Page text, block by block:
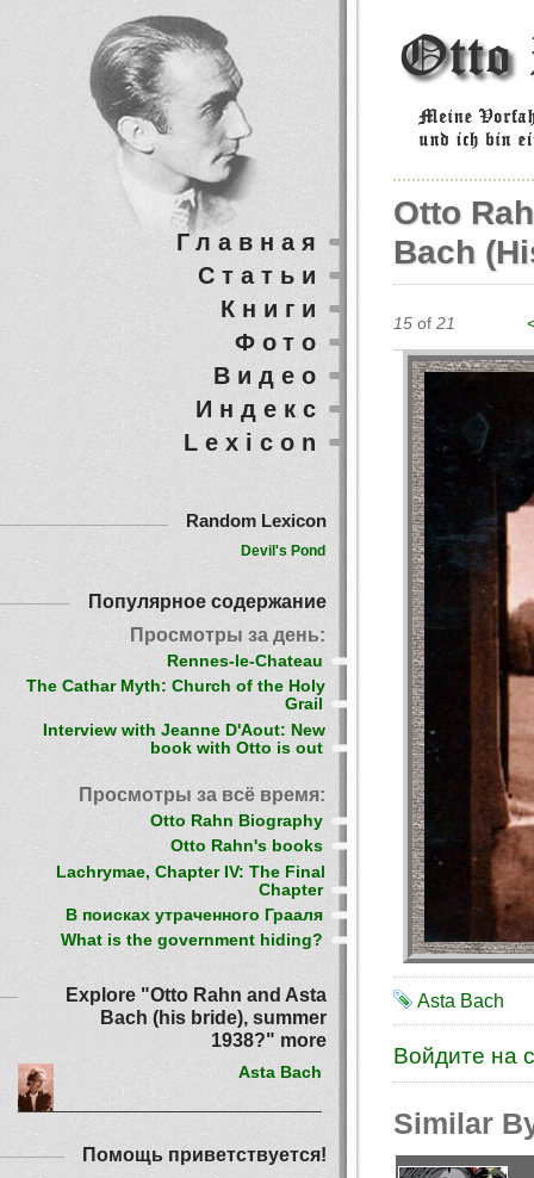
Otto
Bach
15 of 21
Asta Bach
Войдите на
Similar
Главная
Статьи
Книги
Фото
Видео
Индекс
Lexicon
Random Lexicon
Devil's Pond
Популярное содержание
Просмотры за день:
Rennes-le-Chateau
The Cathar Myth: Church of the Holy
Grail
Interview with Jeanne D'Aout: New
book with Otto is out
Просмотры за всё время:
Otto Rahn Biography
Otto Rahn's books
Lachrymae, Chapter IV: The Final
Chapter
В поисках утраченного Грааля
What is the government hiding?
Explore "Otto Rahn and Asta
Bach (his bride), summer
1938?" more
Asta Bach
Помощь приветствуется!